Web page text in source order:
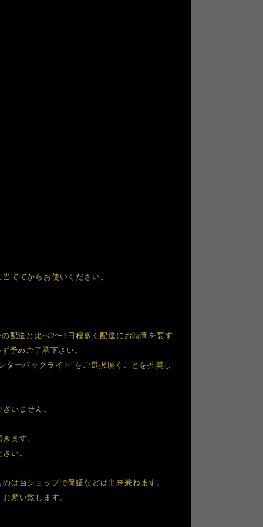
ててからお使いください。
配送と比べ2〜3日程多く配達にお時間を要す
予めご了承下さい。
ターパックライト"をご選択頂くことを推奨し
いません。
ます。
い。
は当ショップで保証などは出来兼ねます。
願い致します。